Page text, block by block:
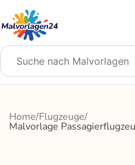
Inhalt
springen
Home/Flugzeuge/
Malvorlage